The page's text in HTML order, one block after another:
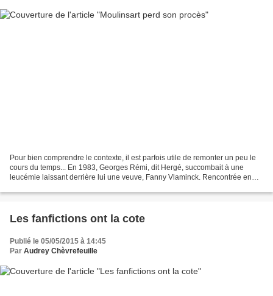
Pour bien comprendre le contexte, il est parfois utile de remonter un peu le
cours du temps... En 1983, Georges Rémi, dit Hergé, succombait à une
leucémie laissant derrière lui une veuve, Fanny Vlaminck. Rencontrée en
Les fanfictions ont la cote
Publié le 05/05/2015 à 14:45
Par Audrey Chèvrefeuille